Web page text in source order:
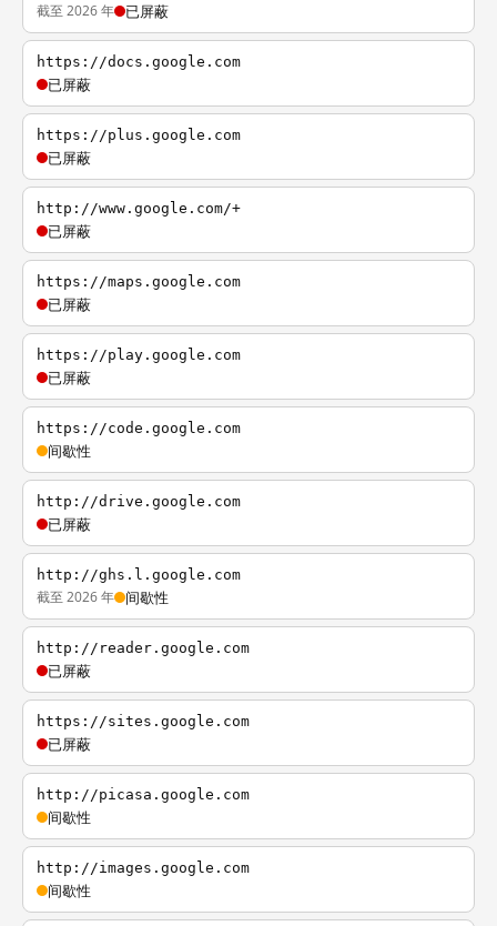
截至 2026 年 已屏蔽
https://docs.google.com
已屏蔽
https://plus.google.com
已屏蔽
http://www.google.com/+
已屏蔽
https://maps.google.com
已屏蔽
https://play.google.com
已屏蔽
https://code.google.com
间歇性
http://drive.google.com
已屏蔽
http://ghs.l.google.com
截至 2026 年 间歇性
http://reader.google.com
已屏蔽
https://sites.google.com
已屏蔽
http://picasa.google.com
间歇性
http://images.google.com
间歇性